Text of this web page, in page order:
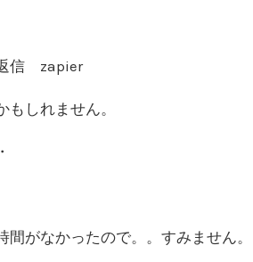
信 zapier
しれません。
間がなかったので。。すみません。